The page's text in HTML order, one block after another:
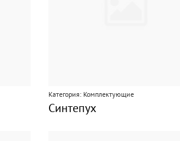
Категория: Комплектующие
Синтепух